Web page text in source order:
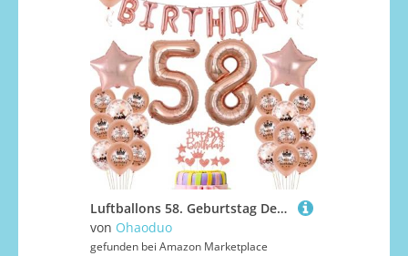
Luftballons 58. Geburtstag Dekoration frau Rosegold 58th Geburtstag Party Deko Set 58 geburtstag deko frauen
von Ohaoduo
gefunden bei Amazon Marketplace